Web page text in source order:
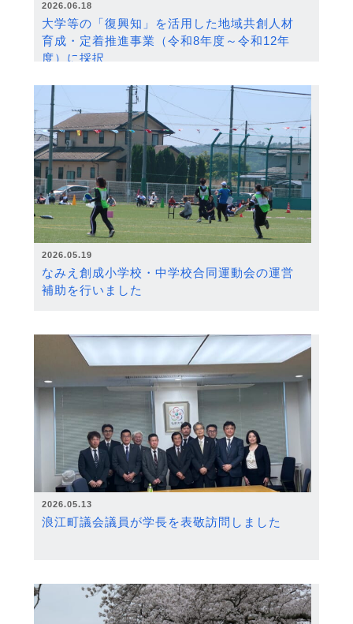
2026.06.18
大学等の「復興知」を活用した地域共創人材
育成・定着推進事業（令和8年度～令和12年
度）に採択
2026.05.19
なみえ創成小学校・中学校合同運動会の運営
補助を行いました
2026.05.13
浪江町議会議員が学長を表敬訪問しました